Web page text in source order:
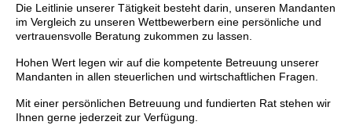
Die Leitlinie unserer Tätigkeit besteht darin, unseren Mandanten
im Vergleich zu unseren Wettbewerbern eine persönliche und
vertrauensvolle Beratung zukommen zu lassen.
Hohen Wert legen wir auf die kompetente Betreuung unserer
Mandanten in allen steuerlichen und wirtschaftlichen Fragen.
Mit einer persönlichen Betreuung und fundierten Rat stehen wir
Ihnen gerne jederzeit zur Verfügung.